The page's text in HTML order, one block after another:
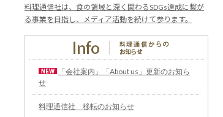
料理通信社は、食の領域と深く関わるSDGs達成に繋が
る事業を目指し、メディア活動を続けて参ります。
「会社案内」「About us」更新のお知ら
せ
料理通信社 移転のお知らせ